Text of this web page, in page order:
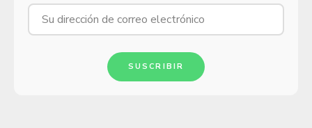
SUSCRIBIR